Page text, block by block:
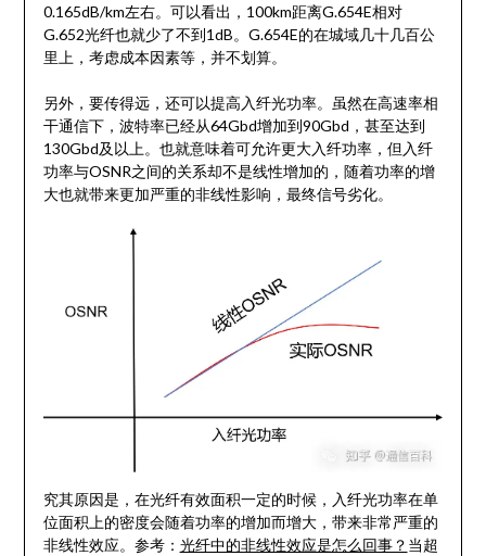
0.165dB/km左右。可以看出，100km距离G.654E相对
G.652光纤也就少了不到1dB。G.654E的在城域几十几百公
里上，考虑成本因素等，并不划算。
另外，要传得远，还可以提高入纤光功率。虽然在高速率相
干通信下，波特率已经从64Gbd增加到90Gbd，甚至达到
130Gbd及以上。也就意味着可允许更大入纤功率，但入纤
功率与OSNR之间的关系却不是线性增加的，随着功率的增
大也就带来更加严重的非线性影响，最终信号劣化。
究其原因是，在光纤有效面积一定的时候，入纤光功率在单
位面积上的密度会随着功率的增加而增大，带来非常严重的
非线性效应。参考： 光纤中的非线性效应是怎么回事？ 当超